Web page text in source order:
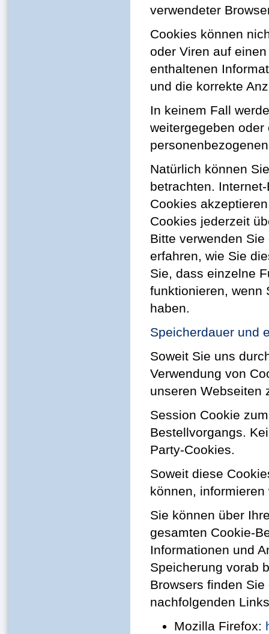
verwendeter
Cookies können
oder Viren auf
enthaltenen
und die korrekte
In keinem Fall
weitergegeben
Natürlich können
betrachten.
Cookies
Cookies jederzeit
Bitte verwenden
erfahren, wie Sie
Sie, dass einzelne
funktionieren, wenn
haben.
Speicherdauer und
Soweit Sie uns
Verwendung von
unseren Webseiten
Session Cookie
Bestellvorgangs.
Party-Cookies.
Soweit diese
können,
Sie können über
gesamten Cookie-
Informationen und
Speicherung vorab
Browsers finden
nachfolgenden
Mozilla Firefox: